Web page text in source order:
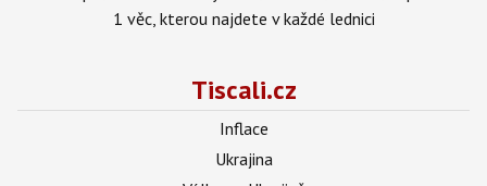
1 věc, kterou najdete v každé lednici
Tiscali.cz
Inflace
Ukrajina